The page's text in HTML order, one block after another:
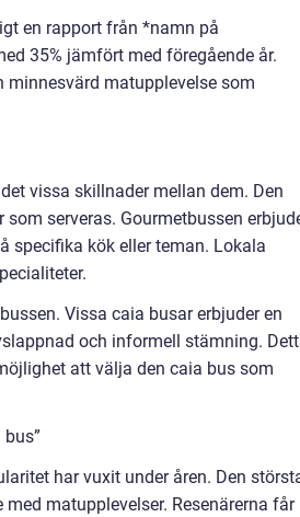
en rapport från *namn på
35% jämfört med föregående år.
minnesvärd matupplevelse som
vissa skillnader mellan dem. Den
serveras. Gourmetbussen
specifika kök eller teman. Lokala
Vissa caia busar erbjuder en
och informell stämning.
att välja den caia bus som
har vuxit under åren. Den
matupplevelser. Resenärerna får